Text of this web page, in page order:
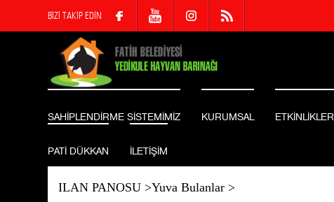
BİZİ TAKİP EDİN
SAHİPLENDİRME SİSTEMİMİZ KURUMSAL ETKİNLİKLER
PATİ DÜKKAN İLETİŞİM
ILAN PANOSU>Yuva Bulanlar>